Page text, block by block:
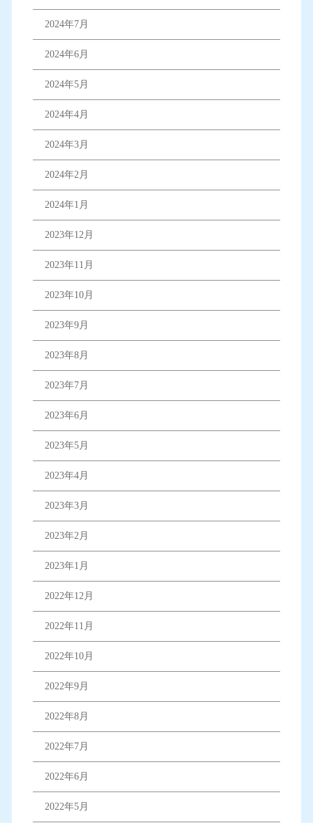
2024年7月
2024年6月
2024年5月
2024年4月
2024年3月
2024年2月
2024年1月
2023年12月
2023年11月
2023年10月
2023年9月
2023年8月
2023年7月
2023年6月
2023年5月
2023年4月
2023年3月
2023年2月
2023年1月
2022年12月
2022年11月
2022年10月
2022年9月
2022年8月
2022年7月
2022年6月
2022年5月